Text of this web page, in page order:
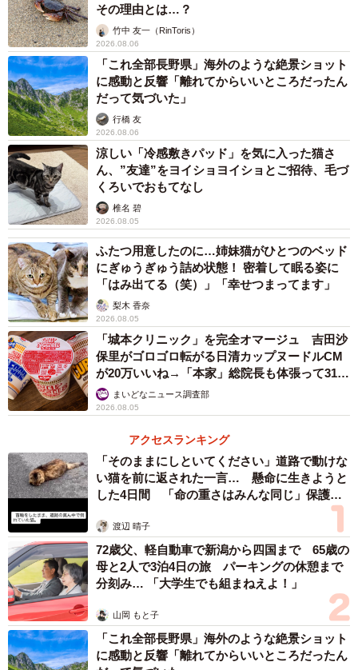
昼に撮影したもの（おもしろ地理さん提供）
ーーこの橋を見つけた経緯は？
おもしろ地理：静岡県内でタンクローリーを運転していて
道路に詳しいマーボさんという友人から、「島田市にやた
ら短い橋があるよ」と教えてもらいました。
ーー現地に赴いての感想を。
おもしろ地理：ただ一言、「短い」という感想しか出てき
ませんでした。これまで47都道府県、1000市町村以上の数
多くの道路を走りましたが、ここまで短い橋は見たことが
ないです。数m前後の短い橋なら何回も見たことがあるん
ですが、その中でもここの橋はレベルが違う。さらに、極
端に短くてもきちんと橋梁名を記した看板があることもマ
ニア心をくすぐりました。
4/5
（おもしろ地理さん提供）
その理由とは…？
竹中 友一（RinToris）
2026.08.06
「これ全部長野県」海外のような絶景ショット
に感動と反響「離れてからいいところだったん
だって気づいた」
行橋 友
2026.08.06
涼しい「冷感敷きパッド」を気に入った猫さ
ん、”友達”をヨイショヨイショとご招待、毛づ
くろいでおもてなし
椎名 碧
2026.08.05
ふたつ用意したのに…姉妹猫がひとつのベッド
にぎゅうぎゅう詰め状態！ 密着して眠る姿に
「はみ出てる（笑）」「幸せつまってます」
梨木 香奈
2026.08.05
「城本クリニック」を完全オマージュ 吉田沙
保里がゴロゴロ転がる日清カップヌードルCM
が20万いいね→「本家」総院長も体張って31万
いいねまいどなニュース調査部
2026.08.05
アクセスランキング
「そのままにしといてください」道路で動けな
い猫を前に返された一言… 懸命に生きようと
した4日間 「命の重さはみんな同じ」保護団
渡辺 晴子
72歳父、軽自動車で新潟から四国まで 65歳の
母と2人で3泊4日の旅 パーキングの休憩まで
分刻み… 「大学生でも組まねえよ！」
山岡 もと子
「これ全部長野県」海外のような絶景ショット
に感動と反響「離れてからいいところだったん